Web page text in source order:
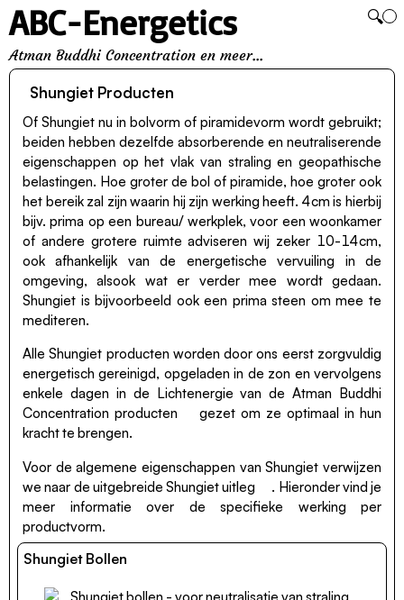
🔍
ABC-Energetics
Atman Buddhi Concentration en meer...
Shungiet Producten
Of Shungiet nu in bolvorm of piramidevorm wordt gebruikt;
beiden hebben dezelfde absorberende en neutraliserende
eigenschappen op het vlak van straling en geopathische
belastingen. Hoe groter de bol of piramide, hoe groter ook
het bereik zal zijn waarin hij zijn werking heeft. 4cm is hierbij
bijv. prima op een bureau/ werkplek, voor een woonkamer
of andere grotere ruimte adviseren wij zeker 10-14cm,
ook afhankelijk van de energetische vervuiling in de
omgeving, alsook wat er verder mee wordt gedaan.
Shungiet is bijvoorbeeld ook een prima steen om mee te
mediteren.
Alle Shungiet producten worden door ons eerst zorgvuldig
energetisch gereinigd, opgeladen in de zon en vervolgens
enkele dagen in de Lichtenergie van deAtman Buddhi
Concentration producten
gezet om ze optimaal in hun
kracht te brengen.
Voor de algemene eigenschappen van Shungiet verwijzen
we naar de uitgebreide Shungiet uitleg
. Hieronder vind je
meer informatie over de specifieke werking per
productvorm.
Shungiet Bollen